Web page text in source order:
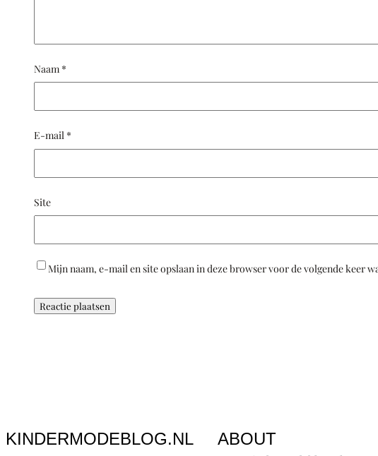
Naam *
E-mail *
Site
Mijn naam, e-mail en site opslaan in deze browser voor de volgende keer
KINDERMODEBLOG.NL ABOUT